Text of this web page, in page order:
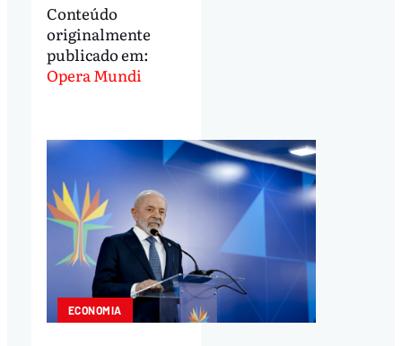
Conteúdo
originalmente
publicado em:
Opera Mundi
ECONOMIA